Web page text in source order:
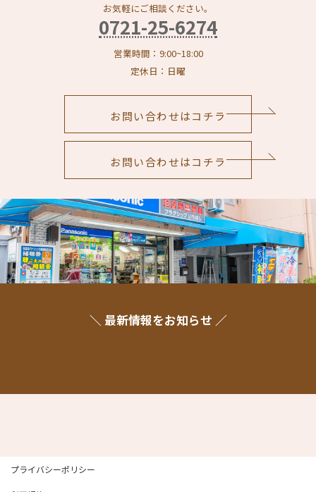
お気軽にご相談ください。
0721-25-6274
営業時間：9:00~18:00
定休日：日曜
お問い合わせはコチラ
お問い合わせはコチラ
＼ 最新情報をお知らせ ／
プライバシーポリシー